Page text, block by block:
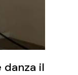
danza il